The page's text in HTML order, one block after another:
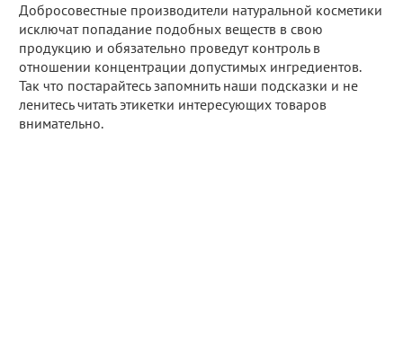
Добросовестные производители натуральной косметики
исключат попадание подобных веществ в свою
продукцию и обязательно проведут контроль в
отношении концентрации допустимых ингредиентов.
Так что постарайтесь запомнить наши подсказки и не
ленитесь читать этикетки интересующих товаров
внимательно.